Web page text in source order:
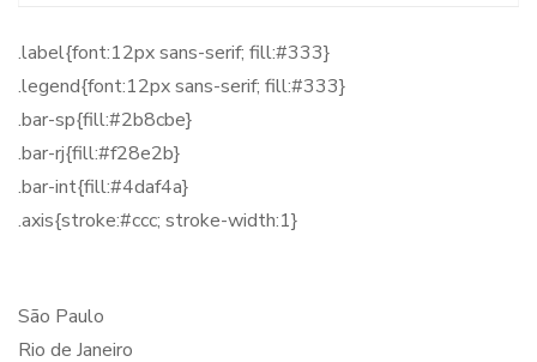
.label{font:12px sans-serif; fill:#333}
.legend{font:12px sans-serif; fill:#333}
.bar-sp{fill:#2b8cbe}
.bar-rj{fill:#f28e2b}
.bar-int{fill:#4daf4a}
.axis{stroke:#ccc; stroke-width:1}
São Paulo
Rio de Janeiro